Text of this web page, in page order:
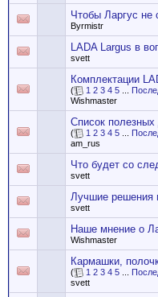
Чтобы Ларгус не
Byrmistr
LADA Largus в
svett
Комплектации
( 1 2 3 4 5
Wishmaster
Список полезных
( 1 2 3 4 5
am_rus
Что будет со
svett
Лучшие решения
svett
Наше мнение о
Wishmaster
Кармашки,
( 1 2 3 4 5
svett